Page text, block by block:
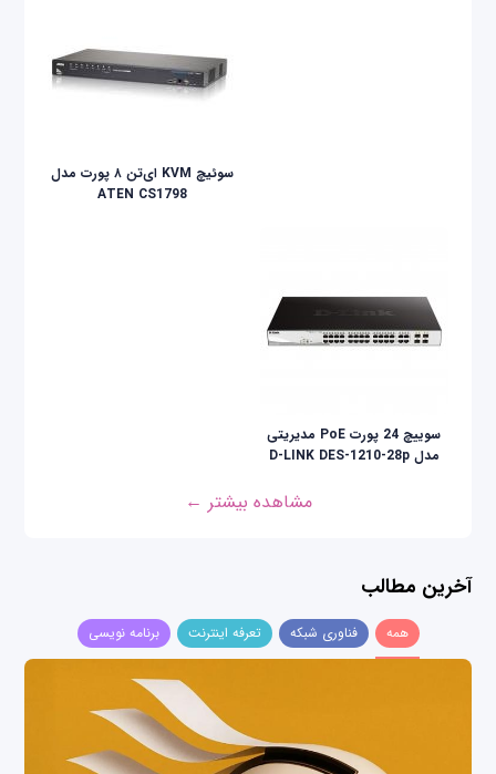
سوئیچ KVM ای‌تن ۸ پورت مدل
ATEN CS1798
سوییچ 24 پورت PoE مدیریتی
مدل D-LINK DES-1210-28p
مشاهده بیشتر ←
آخرین مطالب
همه فناوری شبکه تعرفه اینترنت برنامه نویسی